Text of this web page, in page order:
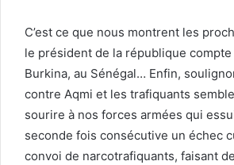
C’est ce que nous montrent les
le président de la république compte
Burkina, au Sénégal… Enfin,
contre Aqmi et les trafiquants
sourire à nos forces armées qui
seconde fois consécutive un échec
convoi de narcotrafiquants, faisant